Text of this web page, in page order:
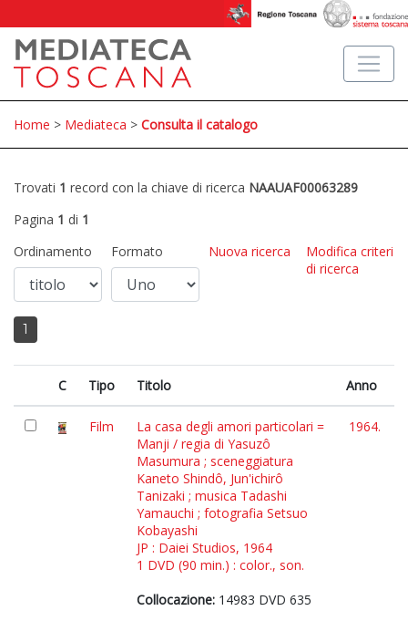
Home > Mediateca > Consulta il catalogo
Trovati 1 record con la chiave di ricerca NAAUAF00063289
Pagina 1 di 1
Ordinamento
Formato Nuova ricerca
Modifica criteri
di ricerca
1
C Tipo Titolo Anno
Film
La casa degli amori particolari =
Manji / regia di Yasuzô
Masumura ; sceneggiatura
Kaneto Shindô, Jun'ichirô
Tanizaki ; musica Tadashi
Yamauchi ; fotografia Setsuo
Kobayashi
JP : Daiei Studios, 1964
1 DVD (90 min.) : color., son.
Collocazione: 14983 DVD 635
1964.